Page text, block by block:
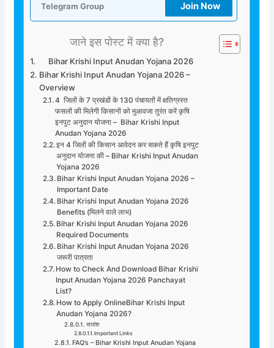
Telegram Group Join Now
जाने इस पोस्ट में क्या है?
Bihar Krishi Input Anudan Yojana 2026
Bihar Krishi Input Anudan Yojana 2026 –
Overview
4 जिलों के 7 प्रखंडों के 130 पंचायतों में क्षतिग्रस्त
फसलों की मिलेगी किसानों को मुआवजा तुरंत करें कृषि
इनपुट अनुदान योजना – Bihar Krishi Input
Anudan Yojana 2026
इन 4 जिलों की किसान आवेदन कर सकते हैं कृषि इनपुट
अनुदान योजना की – Bihar Krishi Input Anudan
Yojana 2026
Bihar Krishi Input Anudan Yojana 2026 –
Important Date
Bihar Krishi Input Anudan Yojana 2026
Benefits (मिलने वाले लाभ)
Bihar Krishi Input Anudan Yojana 2026
Required Documents
Bihar Krishi Input Anudan Yojana 2026
जरूरी पात्रता
How to Check And Download Bihar Krishi
Input Anudan Yojana 2026 Panchayat
List?
How to Apply OnlineBihar Krishi Input
Anudan Yojana 2026?
सारांश
Important Links
FAQ’s – Bihar Krishi Input Anudan Yojana